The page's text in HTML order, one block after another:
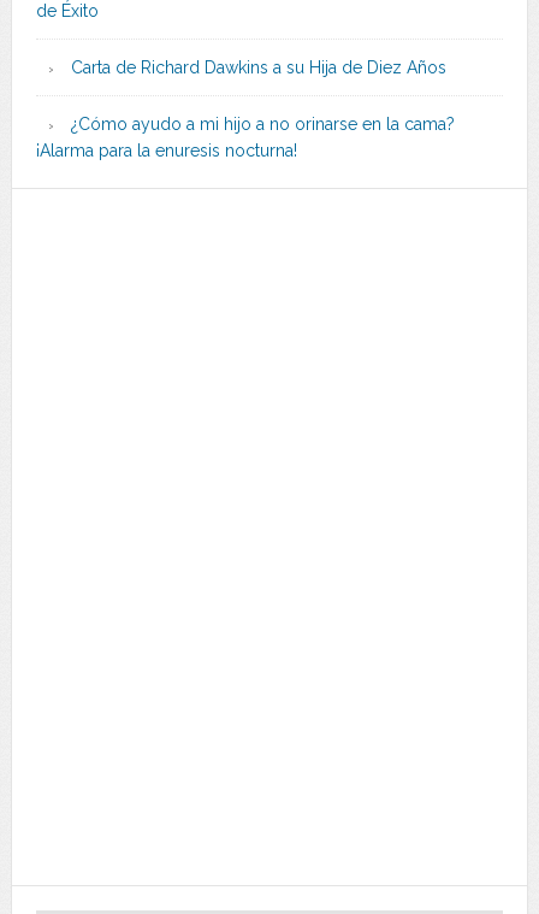
de Éxito
Carta de Richard Dawkins a su Hija de Diez Años
¿Cómo ayudo a mi hijo a no orinarse en la cama?
¡Alarma para la enuresis nocturna!